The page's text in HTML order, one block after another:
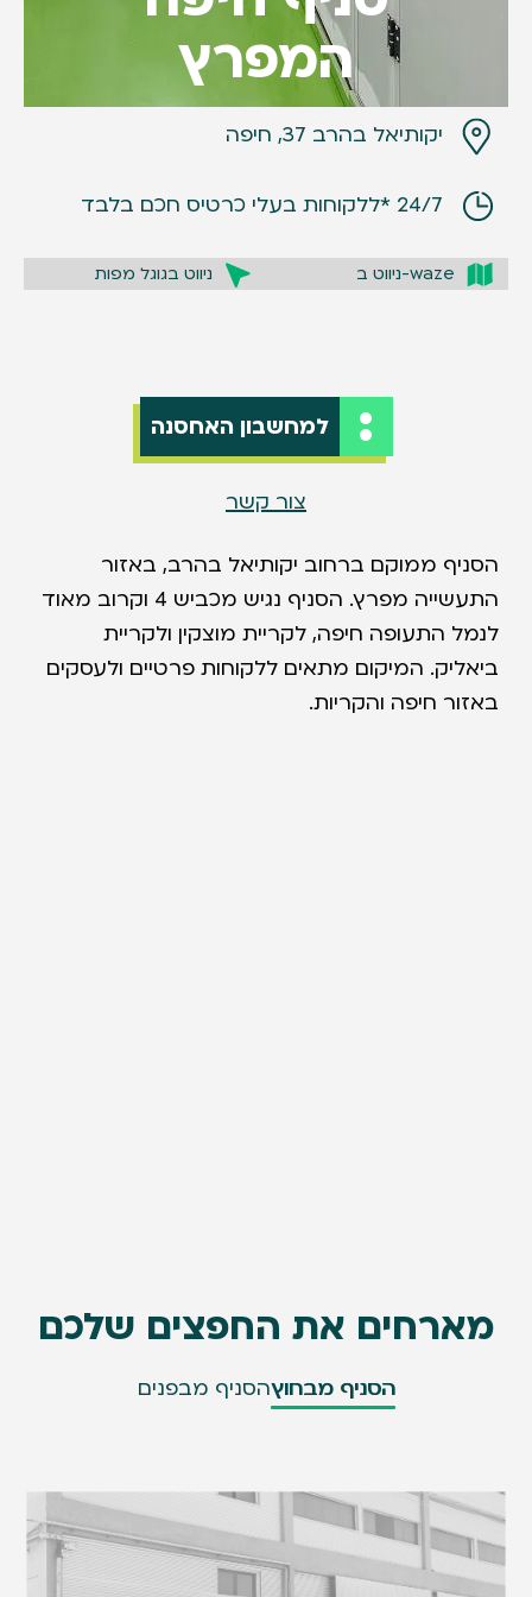
יקותיאל בהרב 37, חיפה
24/7 *ללקוחות בעלי כרטיס חכם בלבד
waze-ניווט ב ניווט בגוגל מפות
למחשבון האחסנה
צור קשר
הסניף ממוקם ברחוב יקותיאל בהרב, באזור
התעשייה מפרץ. הסניף נגיש מכביש 4 וקרוב מאוד
לנמל התעופה חיפה, לקריית מוצקין ולקריית
ביאליק. המיקום מתאים ללקוחות פרטיים ולעסקים
באזור חיפה והקריות.
המפרץ
הסניף מבחוץהסניף מבפנים
מארחים את החפצים שלכם